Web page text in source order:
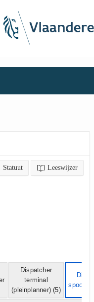
Statuut Leeswijzer
Dispatcher
terminal
(pleinplanner) (5)